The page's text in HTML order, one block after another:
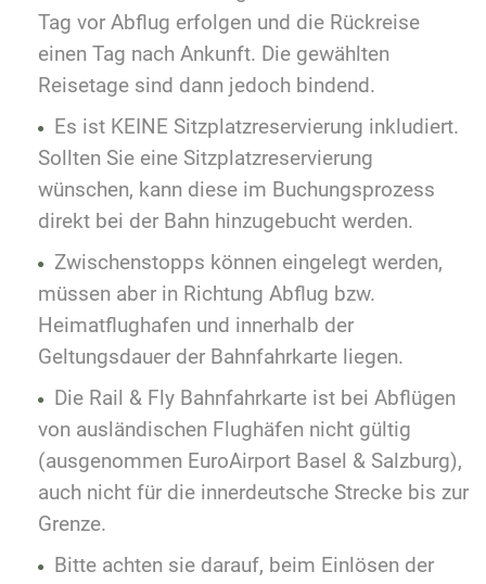
Tag vor Abflug erfolgen und die Rückreise
einen Tag nach Ankunft. Die gewählten
Reisetage sind dann jedoch bindend.
Es ist KEINE Sitzplatzreservierung inkludiert.
Sollten Sie eine Sitzplatzreservierung
wünschen, kann diese im Buchungsprozess
direkt bei der Bahn hinzugebucht werden.
Zwischenstopps können eingelegt werden,
müssen aber in Richtung Abflug bzw.
Heimatflughafen und innerhalb der
Geltungsdauer der Bahnfahrkarte liegen.
Die Rail & Fly Bahnfahrkarte ist bei Abflügen
von ausländischen Flughäfen nicht gültig
(ausgenommen EuroAirport Basel & Salzburg),
auch nicht für die innerdeutsche Strecke bis zur
Grenze.
Bitte achten sie darauf, beim Einlösen der